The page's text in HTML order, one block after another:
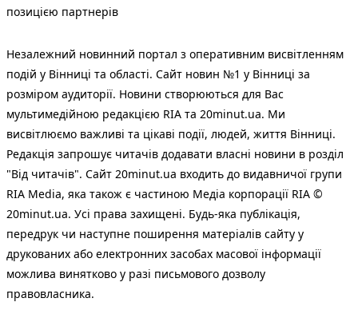
позицією партнерів
Незалежний новинний портал з оперативним висвітленням
подій у Вінниці та області. Сайт новин №1 у Вінниці за
розміром аудиторії. Новини створюються для Вас
мультимедійною редакцією RIA та 20minut.ua. Ми
висвітлюємо важливі та цікаві події, людей, життя Вінниці.
Редакція запрошує читачів додавати власні новини в розділ
"Від читачів". Сайт 20minut.ua входить до видавничої групи
RIA Media, яка також є частиною Медіа корпорації RIA ©
20minut.ua. Усі права захищені. Будь-яка публiкацiя,
передрук чи наступне поширення матеріалів сайту у
друкованих або електронних засобах масової інформації
можлива винятково у разі письмового дозволу
правовласника.